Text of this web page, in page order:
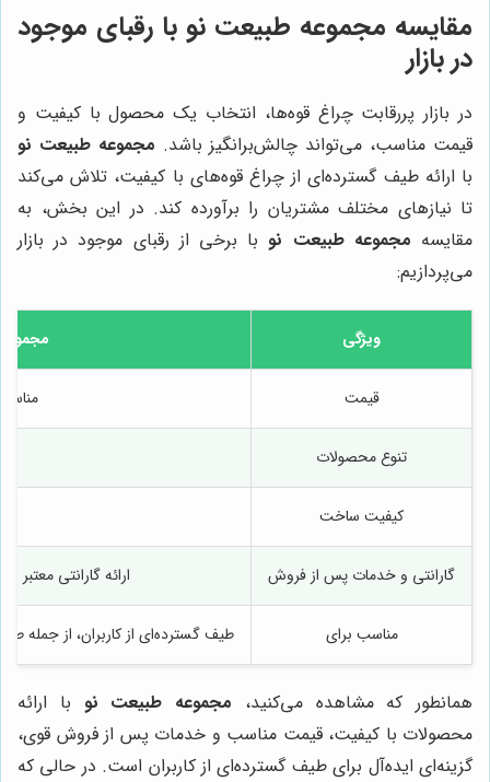
مقایسه مجموعه طبیعت نو با رقبای موجود
در بازار
در بازار پررقابت چراغ قوه‌ها، انتخاب یک محصول با کیفیت و
قیمت مناسب، می‌تواند چالش‌برانگیز باشد. مجموعه طبیعت نو
با ارائه طیف گسترده‌ای از چراغ قوه‌های با کیفیت، تلاش می‌کند
تا نیازهای مختلف مشتریان را برآورده کند. در این بخش، به
مقایسه مجموعه طبیعت نو با برخی از رقبای موجود در بازار
می‌پردازیم:
ویژگی
قیمت
تنوع محصولات
کیفیت ساخت
گارانتی و خدمات پس از فروش ارائه گارانتی
مناسب برای طیف گسترده‌ای از کاربران، از جمله
همانطور که مشاهده می‌کنید، مجموعه طبیعت نو با ارائه
محصولات با کیفیت، قیمت مناسب و خدمات پس از فروش قوی،
گزینه‌ای ایده‌آل برای طیف گسترده‌ای از کاربران است. در حالی که